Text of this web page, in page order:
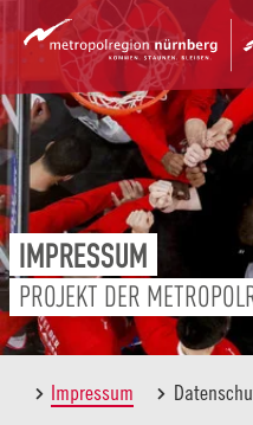
Hauptinhalt
springen
IMPRESSUM
PROJEKT DER
Impressum